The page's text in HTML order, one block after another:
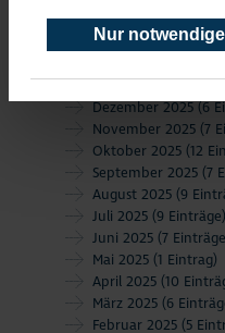
Nur
März 2026(4
Februar 2026(5
2025
Dezember 2025(6
November 2025 (7
Oktober 2025 (12
September 2025 (7
August 2025 (9
Juli 2025 (9 Einträge)
Juni 2025 (7
Mai 2025 (1 Eintrag)
April 2025 (10
März 2025 (6
Februar 2025 (5